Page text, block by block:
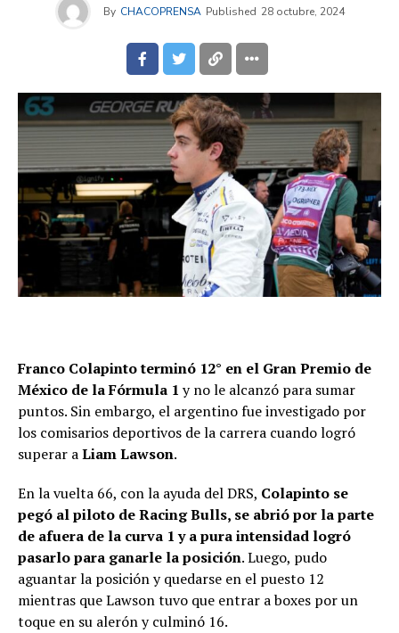
By CHACOPRENSA Published 28 octubre, 2024
Franco Colapinto terminó 12° en el Gran Premio de
México de la Fórmula 1 y no le alcanzó para sumar
puntos. Sin embargo, el argentino fue investigado por
los comisarios deportivos de la carrera cuando logró
superar aLiam Lawson.
En la vuelta 66, con la ayuda del DRS, Colapinto se
pegó al piloto de Racing Bulls, se abrió por la parte
de afuera de la curva 1 y a pura intensidad logró
pasarlo para ganarle la posición. Luego, pudo
aguantar la posición y quedarse en el puesto 12
mientras que Lawson tuvo que entrar a boxes por un
toque en su alerón y culminó 16.